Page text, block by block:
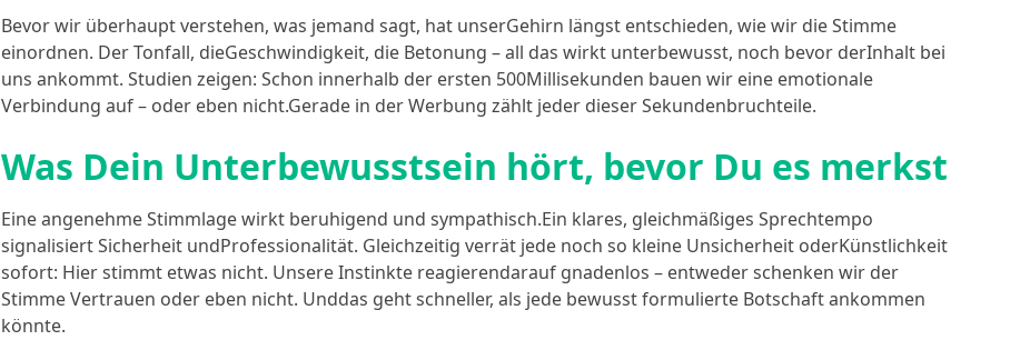
Bevor wir überhaupt verstehen, was jemand sagt, hat unserGehirn längst entschieden, wie wir die Stimme
einordnen. Der Tonfall, dieGeschwindigkeit, die Betonung – all das wirkt unterbewusst, noch bevor derInhalt bei
uns ankommt. Studien zeigen: Schon innerhalb der ersten 500Millisekunden bauen wir eine emotionale
Verbindung auf – oder eben nicht.Gerade in der Werbung zählt jeder dieser Sekundenbruchteile.
Was Dein Unterbewusstsein hört, bevor Du es merkst
Eine angenehme Stimmlage wirkt beruhigend und sympathisch.Ein klares, gleichmäßiges Sprechtempo
signalisiert Sicherheit undProfessionalität. Gleichzeitig verrät jede noch so kleine Unsicherheit oderKünstlichkeit
sofort: Hier stimmt etwas nicht. Unsere Instinkte reagierendarauf gnadenlos – entweder schenken wir der
Stimme Vertrauen oder eben nicht. Unddas geht schneller, als jede bewusst formulierte Botschaft ankommen
könnte.